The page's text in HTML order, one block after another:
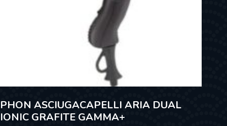
PHON ASCIUGACAPELLI ARIA DUAL
IONIC GRAFITE GAMMA+